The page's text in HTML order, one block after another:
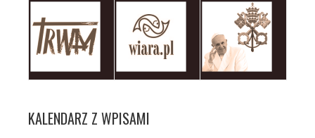
KALENDARZ Z WPISAMI